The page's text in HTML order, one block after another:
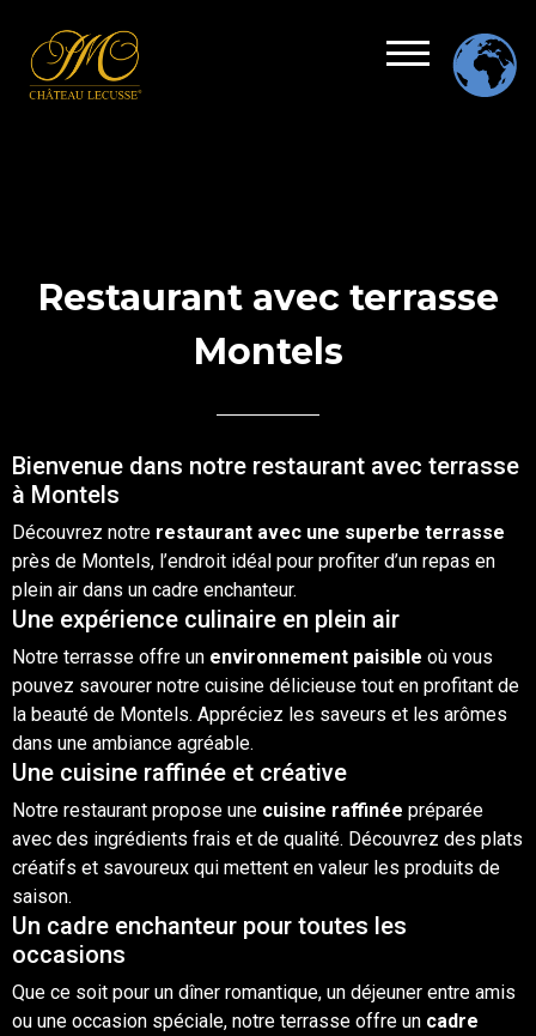
Restaurant avec terrasse
Montels
Bienvenue dans notre restaurant avec terrasse
à Montels
Découvrez notre restaurant avec une superbe terrasse
près de Montels, l’endroit idéal pour profiter d’un repas en
plein air dans un cadre enchanteur.
Une expérience culinaire en plein air
Notre terrasse offre un environnement paisible où vous
pouvez savourer notre cuisine délicieuse tout en profitant de
la beauté de Montels. Appréciez les saveurs et les arômes
dans une ambiance agréable.
Une cuisine raffinée et créative
Notre restaurant propose une cuisine raffinée préparée
avec des ingrédients frais et de qualité. Découvrez des plats
créatifs et savoureux qui mettent en valeur les produits de
saison.
Un cadre enchanteur pour toutes les
occasions
Que ce soit pour un dîner romantique, un déjeuner entre amis
ou une occasion spéciale, notre terrasse offre un cadre